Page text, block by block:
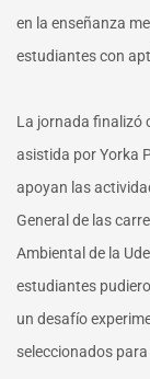
en la enseñanza
estudiantes con
La jornada finalizó
asistida por Yorka
apoyan las
General de las
Ambiental de la
estudiantes
un desafío
seleccionados